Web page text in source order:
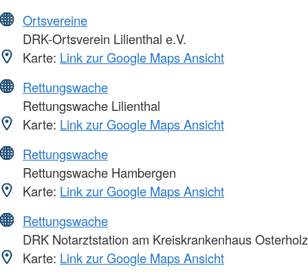
Ortsvereine
DRK-Ortsverein Lilienthal e.V.
Karte: Link zur Google Maps Ansicht
Rettungswache
Rettungswache Lilienthal
Karte: Link zur Google Maps Ansicht
Rettungswache
Rettungswache Hambergen
Karte: Link zur Google Maps Ansicht
Rettungswache
DRK Notarztstation am Kreiskrankenhaus Osterholz
Karte: Link zur Google Maps Ansicht